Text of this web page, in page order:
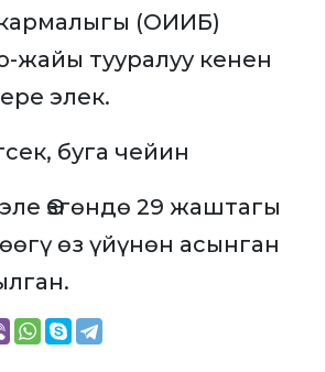
(ОИИБ)
жайы тууралуу кенен
элек.
буга чейин
Өзгөндө 29 жаштагы
өз үйүнөн асынган